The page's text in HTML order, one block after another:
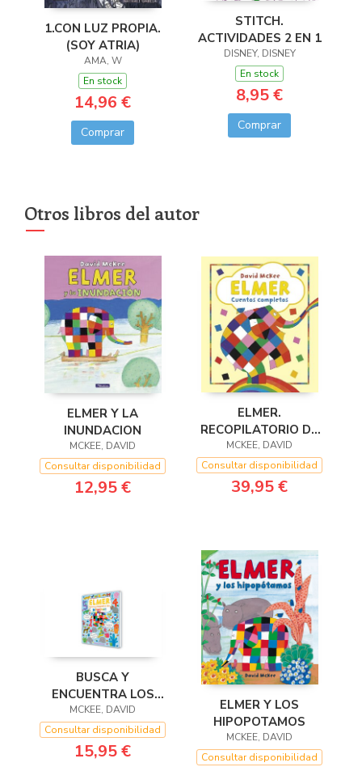
1.CON LUZ PROPIA.
(SOY ATRIA)
AMA, W
En stock
14,96 €
Comprar
STITCH.
ACTIVIDADES 2 EN 1
DISNEY, DISNEY
En stock
8,95 €
Comprar
Otros libros del autor
ELMER Y LA
INUNDACION
MCKEE, DAVID
Consultar disponibilidad
12,95 €
ELMER.
RECOPILATORIO DE
CUENTOS - ELMER.
CUENTOS
COMPLETOS
MCKEE, DAVID
Consultar disponibilidad
39,95 €
BUSCA Y
ENCUENTRA LOS
NUMEROS DE ELMER
MCKEE, DAVID
Consultar disponibilidad
15,95 €
ELMER Y LOS
HIPOPOTAMOS
MCKEE, DAVID
Consultar disponibilidad